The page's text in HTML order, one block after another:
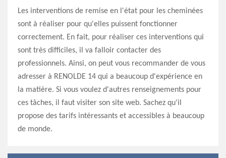
Les interventions de remise en l'état pour les cheminées
sont à réaliser pour qu'elles puissent fonctionner
correctement. En fait, pour réaliser ces interventions qui
sont très difficiles, il va falloir contacter des
professionnels. Ainsi, on peut vous recommander de vous
adresser à RENOLDE 14 qui a beaucoup d'expérience en
la matière. Si vous voulez d'autres renseignements pour
ces tâches, il faut visiter son site web. Sachez qu'il
propose des tarifs intéressants et accessibles à beaucoup
de monde.